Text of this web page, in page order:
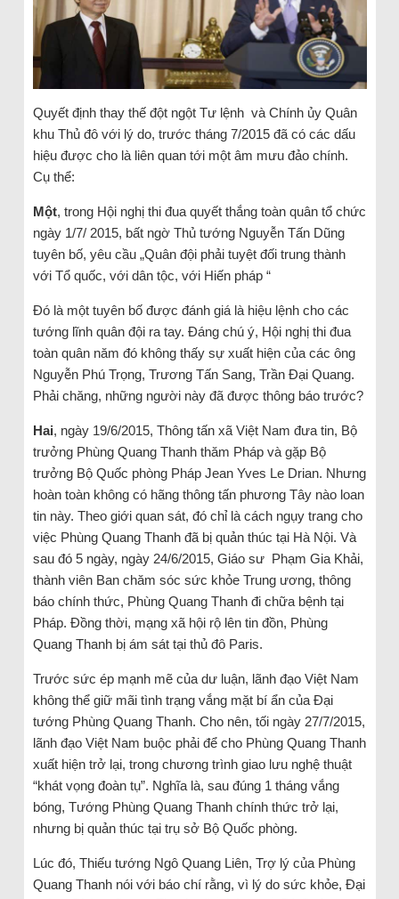
Quyết định thay thế đột ngột Tư lệnh và Chính ủy Quân
khu Thủ đô với lý do, trước tháng 7/2015 đã có các dấu
hiệu được cho là liên quan tới một âm mưu đảo chính.
Cụ thể:
Một, trong Hội nghị thi đua quyết thắng toàn quân tổ chức
ngày 1/7/ 2015, bất ngờ Thủ tướng Nguyễn Tấn Dũng
tuyên bố, yêu cầu „Quân đội phải tuyệt đối trung thành
với Tổ quốc, với dân tộc, với Hiến pháp “
Đó là một tuyên bố được đánh giá là hiệu lệnh cho các
tướng lĩnh quân đội ra tay. Đáng chú ý, Hội nghị thi đua
toàn quân năm đó không thấy sự xuất hiện của các ông
Nguyễn Phú Trọng, Trương Tấn Sang, Trần Đại Quang.
Phải chăng, những người này đã được thông báo trước?
Hai, ngày 19/6/2015, Thông tấn xã Việt Nam đưa tin, Bộ
trưởng Phùng Quang Thanh thăm Pháp và gặp Bộ
trưởng Bộ Quốc phòng Pháp Jean Yves Le Drian. Nhưng
hoàn toàn không có hãng thông tấn phương Tây nào loan
tin này. Theo giới quan sát, đó chỉ là cách ngụy trang cho
việc Phùng Quang Thanh đã bị quản thúc tại Hà Nội. Và
sau đó 5 ngày, ngày 24/6/2015, Giáo sư Phạm Gia Khải,
thành viên Ban chăm sóc sức khỏe Trung ương, thông
báo chính thức, Phùng Quang Thanh đi chữa bệnh tại
Pháp. Đồng thời, mạng xã hội rộ lên tin đồn, Phùng
Quang Thanh bị ám sát tại thủ đô Paris.
Trước sức ép mạnh mẽ của dư luận, lãnh đạo Việt Nam
không thể giữ mãi tình trạng vắng mặt bí ẩn của Đại
tướng Phùng Quang Thanh. Cho nên, tối ngày 27/7/2015,
lãnh đạo Việt Nam buộc phải để cho Phùng Quang Thanh
xuất hiện trở lại, trong chương trình giao lưu nghệ thuật
“khát vọng đoàn tụ”. Nghĩa là, sau đúng 1 tháng vắng
bóng, Tướng Phùng Quang Thanh chính thức trở lại,
nhưng bị quản thúc tại trụ sở Bộ Quốc phòng.
Lúc đó, Thiếu tướng Ngô Quang Liên, Trợ lý của Phùng
Quang Thanh nói với báo chí rằng, vì lý do sức khỏe, Đại